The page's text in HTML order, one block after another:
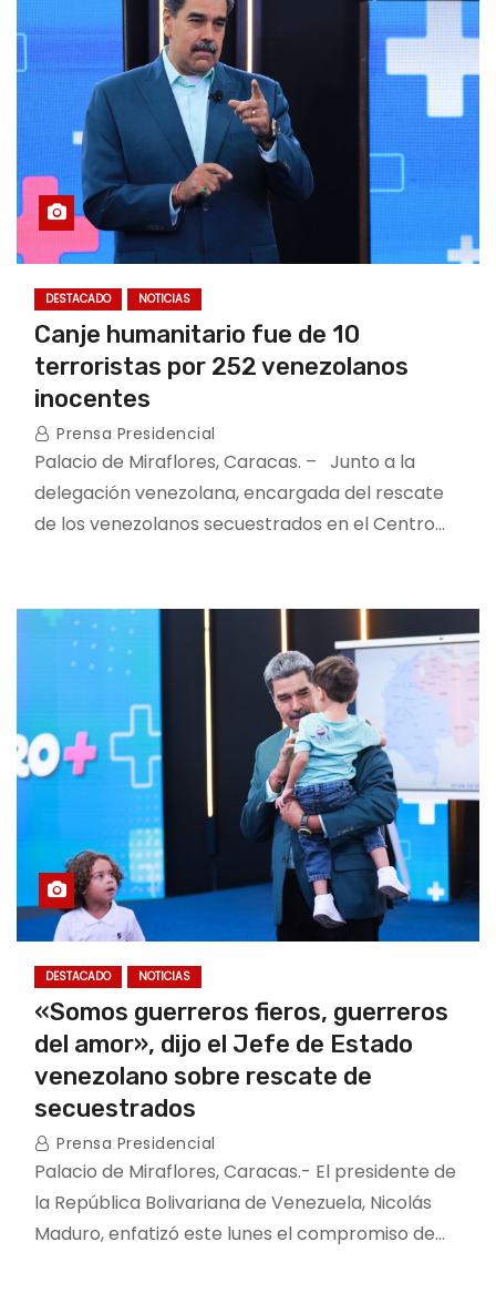
DESTACADO NOTICIAS
Canje humanitario fue de 10
terroristas por 252 venezolanos
inocentes
Prensa Presidencial
Palacio de Miraflores, Caracas. – Junto a la
delegación venezolana, encargada del rescate
de los venezolanos secuestrados en el Centro…
DESTACADO NOTICIAS
«Somos guerreros fieros, guerreros
del amor», dijo el Jefe de Estado
venezolano sobre rescate de
secuestrados
Prensa Presidencial
Palacio de Miraflores, Caracas.- El presidente de
la República Bolivariana de Venezuela, Nicolás
Maduro, enfatizó este lunes el compromiso de…